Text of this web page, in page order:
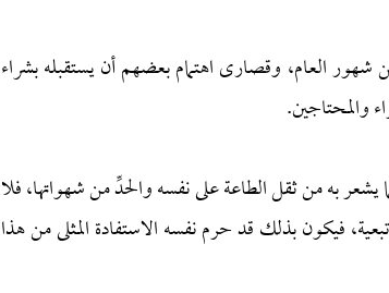
العام، وقصارى اهتمام بعضهم أن يستقبله بشراء
والمحتاجين.
به من ثقل الطاعة على نفسه والحدِّ من شهواتها، فلا
فيكون بذلك قد حرم نفسه الاستفادة المثلى من هذا